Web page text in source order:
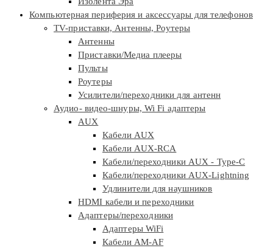
Компьютерная периферия и аксессуары для телефонов
TV-приставки, Антенны, Роутеры
Антенны
Приставки/Медиа плееры
Пульты
Роутеры
Усилители/переходники для антенн
Аудио- видео-шнуры, Wi Fi адаптеры
AUX
Кабели AUX
Кабели AUX-RCA
Кабели/переходники AUX - Type-C
Кабели/переходники AUX-Lightning
Удлинители для наушников
HDMI кабели и переходники
Адаптеры/переходники
Адаптеры WiFi
Кабели AM-AF